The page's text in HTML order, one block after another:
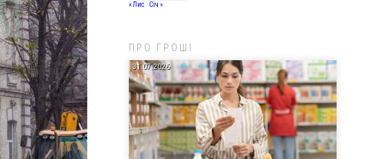
« Лис Січ »
ПРО ГРОШІ
31.07.2026